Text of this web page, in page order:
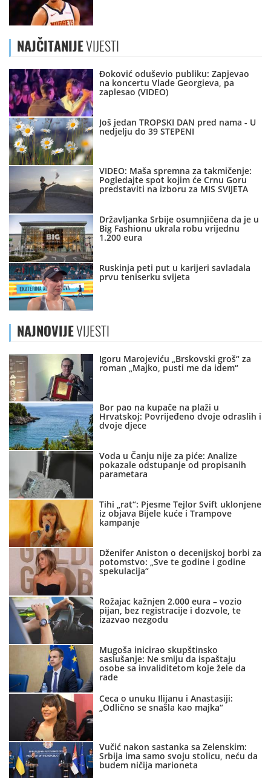
NAJČITANIJEVIJESTI
Đoković oduševio publiku: Zapjevao
na koncertu Vlade Georgieva, pa
zaplesao (VIDEO)
Još jedan TROPSKI DAN pred nama - U
nedjelju do 39 STEPENI
VIDEO: Maša spremna za takmičenje:
Pogledajte spot kojim će Crnu Goru
predstaviti na izboru za MIS SVIJETA
Državljanka Srbije osumnjičena da je u
Big Fashionu ukrala robu vrijednu
1.200 eura
Ruskinja peti put u karijeri savladala
prvu teniserku svijeta
NAJNOVIJEVIJESTI
Igoru Marojeviću „Brskovski groš“ za
roman „Majko, pusti me da idem“
Bor pao na kupače na plaži u
Hrvatskoj: Povrijeđeno dvoje odraslih i
dvoje djece
Voda u Čanju nije za piće: Analize
pokazale odstupanje od propisanih
parametara
Tihi „rat“: Pjesme Tejlor Svift uklonjene
iz objava Bijele kuće i Trampove
kampanje
Dženifer Aniston o decenijskoj borbi za
potomstvo: „Sve te godine i godine
spekulacija“
Rožajac kažnjen 2.000 eura – vozio
pijan, bez registracije i dozvole, te
izazvao nezgodu
Mugoša inicirao skupštinsko
saslušanje: Ne smiju da ispaštaju
osobe sa invaliditetom koje žele da
rade
Ceca o unuku Ilijanu i Anastasiji:
„Odlično se snašla kao majka“
Vučić nakon sastanka sa Zelenskim:
Srbija ima samo svoju stolicu, neću da
budem ničija marioneta